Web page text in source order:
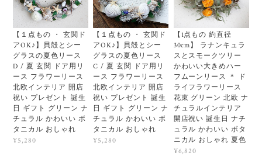
【１点もの ・ 玄関ド
アOK♪】貝殻とシー
グラスの夏色リース
D / 夏 玄関 ドア用リ
ース フラワーリース
北欧インテリア 開店
祝い プレゼント 誕生
日 ギフト グリーン ナ
チュラル かわいい ボ
タニカル おしゃれ
¥5,280
【１点もの ・ 玄関ド
アOK♪】貝殻とシー
グラスの夏色リース
C / 夏 玄関 ドア用リ
ース フラワーリース
北欧インテリア 開店
祝い プレゼント 誕生
日 ギフト グリーン ナ
チュラル かわいい ボ
タニカル おしゃれ
¥5,280
【1点もの 約直径
30cm】 ラナンキュラ
スとスモークツリー
かわいい大きめハー
フムーンリース ＊ ド
ライフラワーリース
花束 グリーン 北欧 ナ
チュラルインテリア
開店祝い 誕生日 ナチ
ュラル かわいい ボタ
ニカル おしゃれ 夏色
¥6,820